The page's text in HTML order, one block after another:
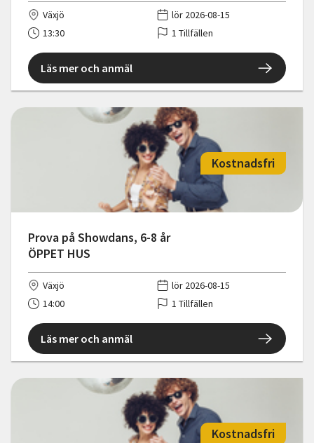
Växjö
lör 2026-08-15
13:30
1 Tillfällen
Läs mer och anmäl
Prova på Showdans, 6-8 år
ÖPPET HUS
Kostnadsfri
Växjö
lör 2026-08-15
14:00
1 Tillfällen
Läs mer och anmäl
Kostnadsfri